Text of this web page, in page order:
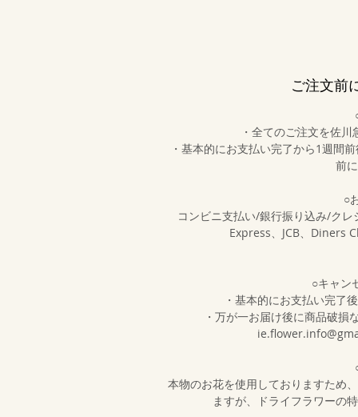
ご注文前
・全てのご注文を佐
・基本的にお支払い完了から1週間
前
○
コンビニ支払い/銀行振り込み/ク
Express、JCB、Diners
○キャン
・基本的にお支払い完了
・万が一お届け後に商品破
本物のお花を使用しておりますため
ますが、ドライフラワーの